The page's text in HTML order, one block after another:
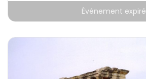
Événement expiré